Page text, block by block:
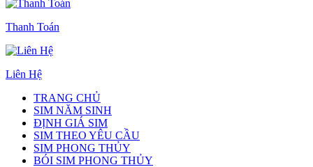
Thanh Toán
Liên Hệ
TRANG CHỦ
SIM NĂM SINH
ĐỊNH GIÁ SIM
SIM THEO YÊU CẦU
SIM PHONG THỦY
BÓI SIM PHONG THỦY